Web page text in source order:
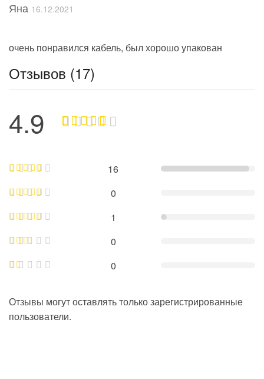
Оценка5
Яна 16.12.2021
очень понравился кабель, был хорошо упакован
Отзывов (17)
4.9
16
0
1
0
0
Отзывы могут оставлять только зарегистрированные
пользователи.